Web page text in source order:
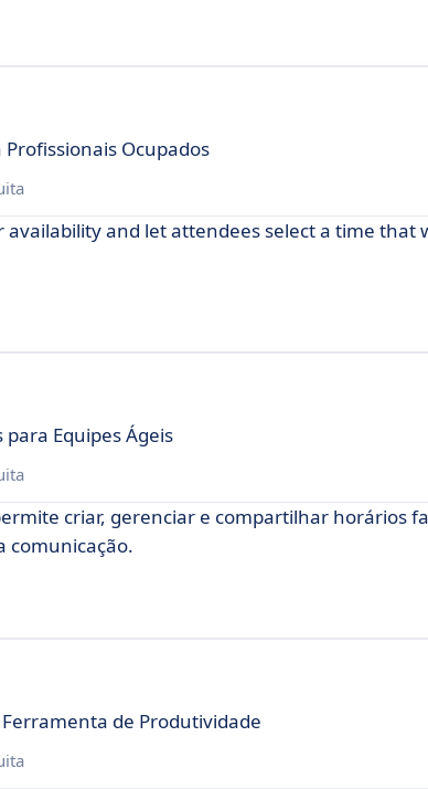
Ocupados
and let attendees select a time that
Equipes Ágeis
criar, gerenciar e compartilhar horários
comunicação.
de Produtividade